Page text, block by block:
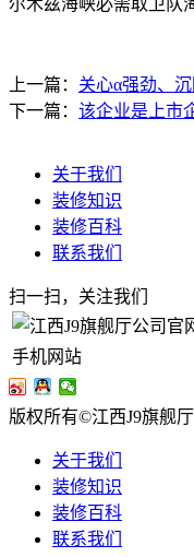
上一篇： 关心α强劲、
下一篇： 该企业是上市
关于我们
装修知识
装修百科
联系我们
扫一扫，关注我们
手机网站
版权所有©江西J9旗舰
关于我们
装修知识
装修百科
联系我们